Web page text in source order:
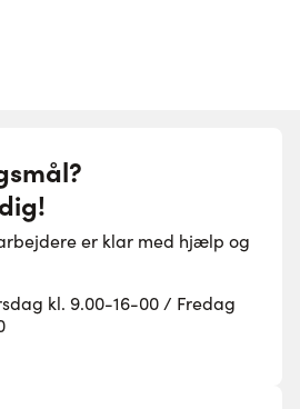
er klar med hjælp og
kl. 9.00-16-00 / Fredag